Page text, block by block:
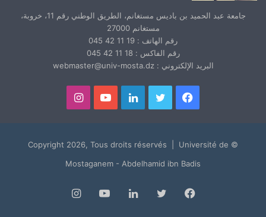
جامعة عبد الحميد بن باديس مستغانم، الطريق الوطني رقم 11، خروبة،
مستغانم 27000
رقم الهاتف : 19 11 42 045
رقم الفاكس : 18 11 42 045
البريد الإلكتروني : webmaster@univ-mosta.dz
فيسبوك تويتر لينكدإنيوتيوبانستقرام
© Copyright 2026, Tous droits réservés | Université de
Mostaganem - Abdelhamid ibn Badis
فيسبوك تويتر لينكدإنيوتيوبانستقرام